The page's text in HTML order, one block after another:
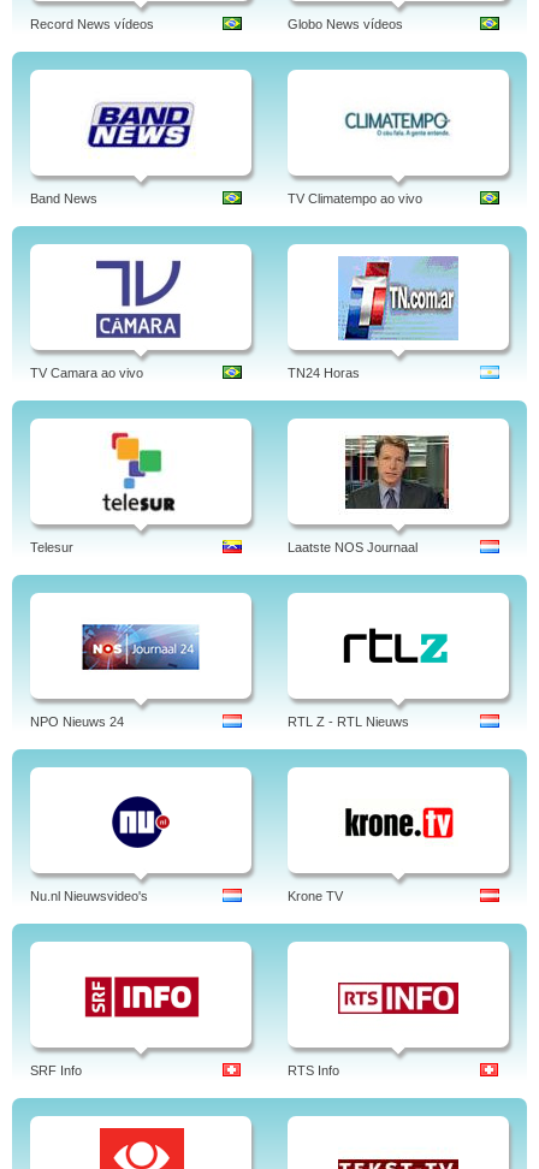
Record News vídeos Globo News vídeos
Band News TV Climatempo ao vivo
TV Camara ao vivo TN24 Horas
Telesur Laatste NOS Journaal
NPO Nieuws 24 RTL Z - RTL Nieuws
Nu.nl Nieuwsvideo's Krone TV
SRF Info RTS Info